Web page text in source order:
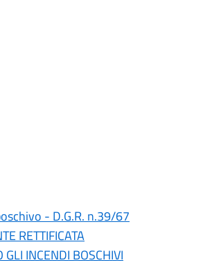
- D.G.R. n.39/67
RETTIFICATA
INCENDI BOSCHIVI